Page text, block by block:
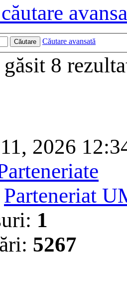
Căutare Căutare avansată
găsit 8
2026
Parteneriat
1
5267